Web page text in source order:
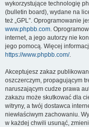
wykorzystujące technologię
(bulletin board), wydane na
też „GPL”. Oprogramowanie
www.phpbb.com.
internet, a jego autorzy nie
jego pomocą. Więcej
https://www.phpbb.com/.
Akceptujesz zakaz
oszczerczym, propagującym
naruszającym cudze prawa
zakazu może skutkować dla
witryny, a twój dostawca
niewłaściwym zachowaniu.
w każdej chwili usunąć,